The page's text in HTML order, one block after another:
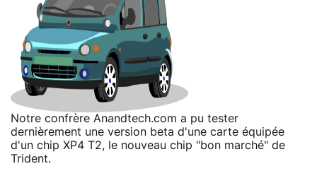
Notre confrère Anandtech.com a pu tester
dernièrement une version beta d'une carte équipée
d'un chip XP4 T2, le nouveau chip "bon marché" de
Trident.